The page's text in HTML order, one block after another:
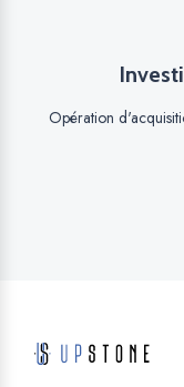
Opération